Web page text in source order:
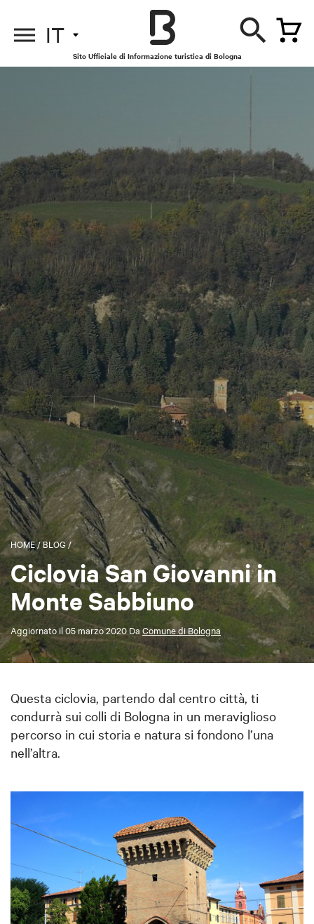
IT
Sito Ufficiale di Informazione turistica di Bologna
HOME/BLOG/
Ciclovia San Giovanni in
Monte Sabbiuno
Aggiornato il05 marzo 2020 Da Comune di Bologna
Questa ciclovia, partendo dal centro città, ti
condurrà sui colli di Bologna in un meraviglioso
percorso in cui storia e natura si fondono l’una
nell’altra.